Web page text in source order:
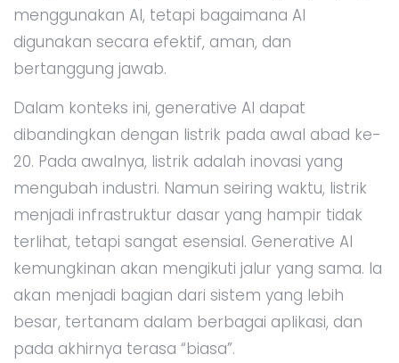
menggunakan AI, tetapi bagaimana AI
digunakan secara efektif, aman, dan
bertanggung jawab.
Dalam konteks ini, generative AI dapat
dibandingkan dengan listrik pada awal abad ke-
20. Pada awalnya, listrik adalah inovasi yang
mengubah industri. Namun seiring waktu, listrik
menjadi infrastruktur dasar yang hampir tidak
terlihat, tetapi sangat esensial. Generative AI
kemungkinan akan mengikuti jalur yang sama. Ia
akan menjadi bagian dari sistem yang lebih
besar, tertanam dalam berbagai aplikasi, dan
pada akhirnya terasa “biasa”.